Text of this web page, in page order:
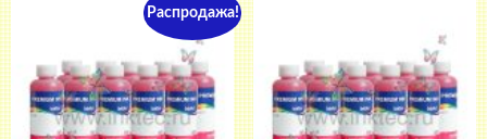
Распродажа!